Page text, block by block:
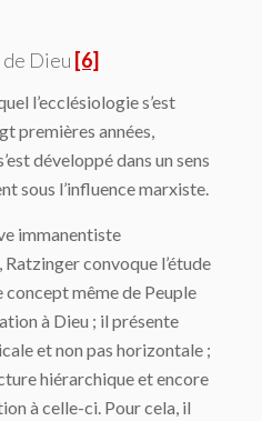
de Dieu [6]
l’ecclésiologie s’est
premières années,
développé dans un sens
sous l’influence marxiste.
immanentiste
convoque l’étude
même de Peuple
à Dieu ; il présente
et non pas horizontale ;
hiérarchique et encore
à celle-ci. Pour cela, il